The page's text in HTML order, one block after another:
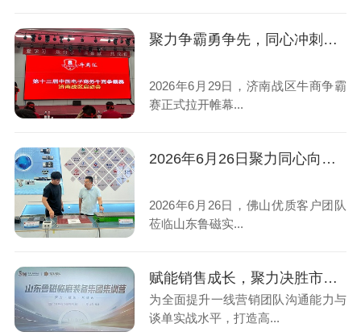
聚力争霸勇争先，同心冲刺创佳绩！山东鲁磁临磨集团出征济南战区牛商争霸赛
2026年6月29日，济南战区牛商争霸
赛正式拉开帷幕...
2026年6月26日聚力同心向新行！山东鲁磁与佛山客户深度洽谈，共拓市场蓝海
2026年6月26日，佛山优质客户团队
莅临山东鲁磁实...
赋能销售成长，聚力决胜市场-山东鲁磁开展两天一夜销售口才专项赋能培训
为全面提升一线营销团队沟通能力与
谈单实战水平，打造高...